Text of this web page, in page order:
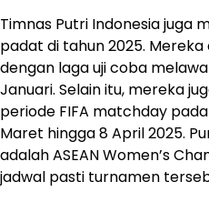
Timnas Putri Indonesia juga
padat di tahun 2025.
dengan laga uji coba
Januari. Selain itu, mereka
periode FIFA matchday
Maret hingga 8 April 2025.
adalah ASEAN Women’s
jadwal pasti turnamen